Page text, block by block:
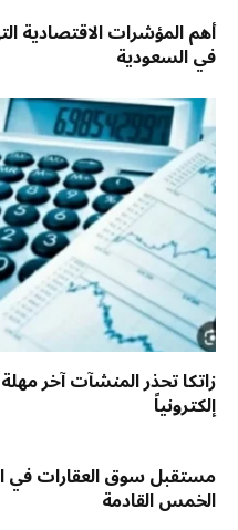
أهم المؤشرات الاقتصادية
في السعودية
زاتكا تحذر المنشآت آخر
إلكترونياً
مستقبل سوق العقارات في
الخمس القادمة